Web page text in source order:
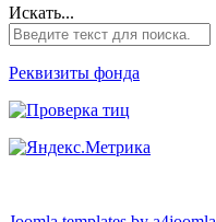
Искать...
Реквизиты фонда